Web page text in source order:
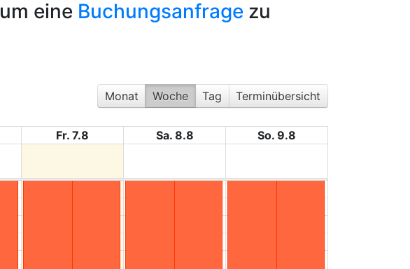
um eine Buchungsanfrage zu
Monat Woche Tag Terminübersicht
Fr. 7.8 Sa. 8.8
So. 9.8